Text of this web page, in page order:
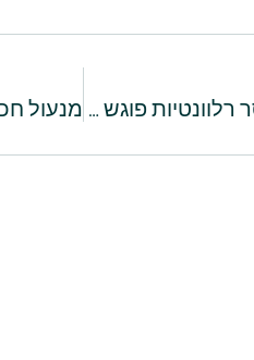
חיפוש עבודה לגיל השלישי – כשהלחץ מחוסר רלוונטיות פוגש הזדמנויות חדשות